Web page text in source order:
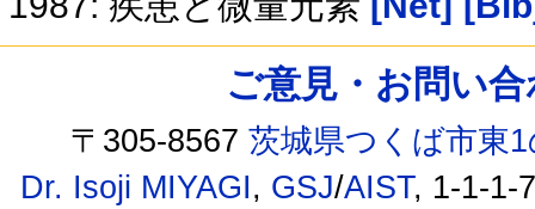
ご意見・お問い
〒305-8567茨城県つくば市東
Dr. Isoji MIYAGI, GSJ/AIST, 1-1-1-